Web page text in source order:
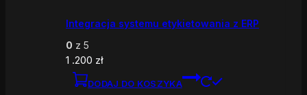
Integracja systemu etykietowania z ERP
0 z 5
1 .200 zł
DODAJ DO KOSZYKA